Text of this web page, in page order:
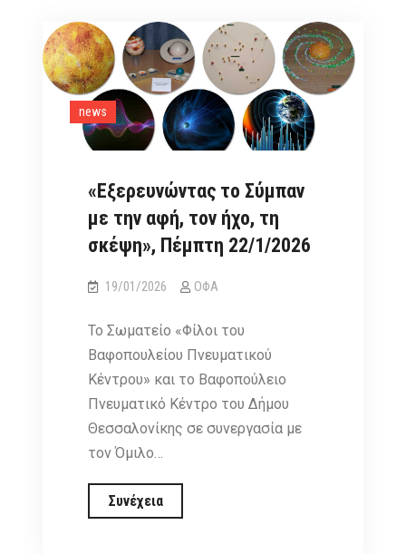
news
«Εξερευνώντας το Σύμπαν
με την αφή, τον ήχο, τη
σκέψη», Πέμπτη 22/1/2026
19/01/2026 ΟΦΑ
Το Σωματείο «Φίλοι του
Βαφοπουλείου Πνευματικού
Κέντρου» και το Βαφοπούλειο
Πνευματικό Κέντρο του Δήμου
Θεσσαλονίκης σε συνεργασία με
τον Όμιλο…
Συνέχεια«Εξερευνώντας
το